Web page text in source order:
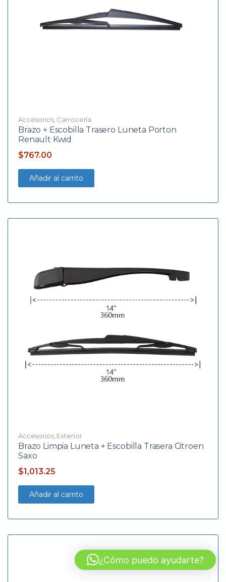
Accesorios, Carrocería
Brazo + Escobilla Trasero Luneta Porton
Renault Kwid
$767.00
Añadir al carrito
Accesorios, Exterior
Brazo Limpia Luneta + Escobilla Trasera Citroen
Saxo
$1,013.25
Añadir al carrito
¿Cómo puedo ayudarte?